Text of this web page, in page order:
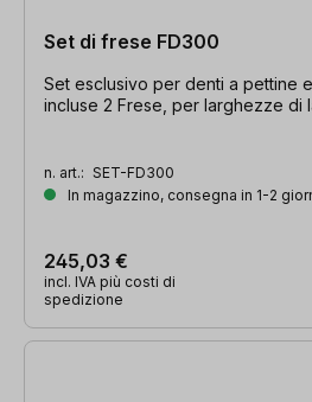
Set di frese FD300
Set esclusivo per denti a pettine
incluse 2 Frese, per larghezze di
n. art.: SET-FD300
In magazzino, consegna in 1-2
245,03 €
incl. IVA più costi di
spedizione